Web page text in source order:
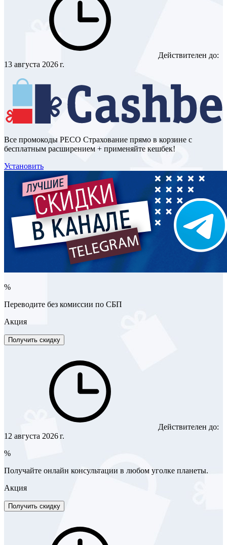
Действителен до:
13 августа 2026 г.
Все промокоды РЕСО Страхование прямо в корзине с
бесплатным расширением + применяйте кешбек!
Установить
%
Переводите без комиссии по СБП
Акция
Получить скидку
Действителен до:
12 августа 2026 г.
%
Получайте онлайн консультации в любом уголке планеты.
Акция
Получить скидку